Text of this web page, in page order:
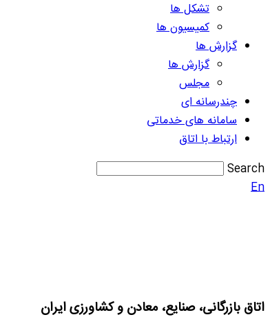
تشکل ها
کمیسیون ها
گزارش ها
گزارش ها
مجلس
چندرسانه ای
سامانه های خدماتی
ارتباط با اتاق
Search
En
اتاق بازرگانی، صنایع، معادن و کشاورزی ایران